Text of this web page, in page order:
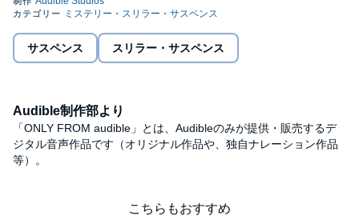
サスペンス スリラー・サスペンス
Audible制作部より
「ONLY FROM audible」とは、Audibleのみが提供・販売するデ
ジタル音声作品です（オリジナル作品や、独自ナレーション作品
等）。
こちらもおすすめ